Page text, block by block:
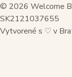
© 2026 Welcome
SK2121037655
Vytvorené s ♡ v